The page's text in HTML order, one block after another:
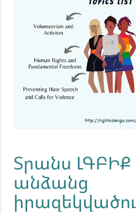
Տրանս ԼԳԲԻՔ
անձանց